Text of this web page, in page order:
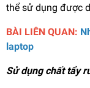
thể sử dụng được
BÀI LIÊN QUAN:
laptop
Sử dụng chất tẩy